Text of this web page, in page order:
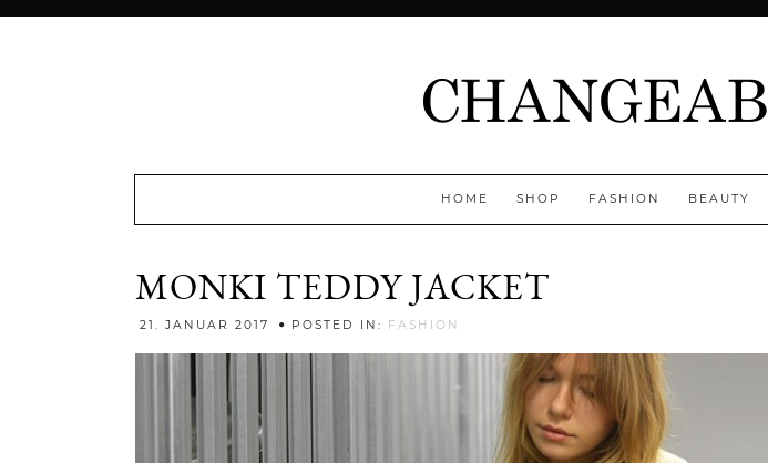
HOME SHOP FASHION BEAUTY
MONKI TEDDY JACKET
21. JANUAR 2017 POSTED IN: FASHION